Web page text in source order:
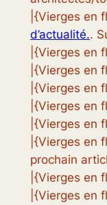
|{Vierges en
d’actualité..
|{Vierges en
|{Vierges en
|{Vierges en
|{Vierges en
|{Vierges en
|{Vierges en
prochain
|{Vierges en
|{Vierges en